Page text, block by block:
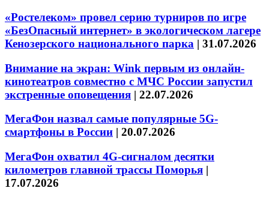
«Ростелеком» провел серию турниров по игре
«БезОпасный интернет» в экологическом лагере
Кенозерского национального парка | 31.07.2026
Внимание на экран: Wink первым из онлайн-
кинотеатров совместно с МЧС России запустил
экстренные оповещения | 22.07.2026
МегаФон назвал самые популярные 5G-
смартфоны в России | 20.07.2026
МегаФон охватил 4G-сигналом десятки
километров главной трассы Поморья |
17.07.2026